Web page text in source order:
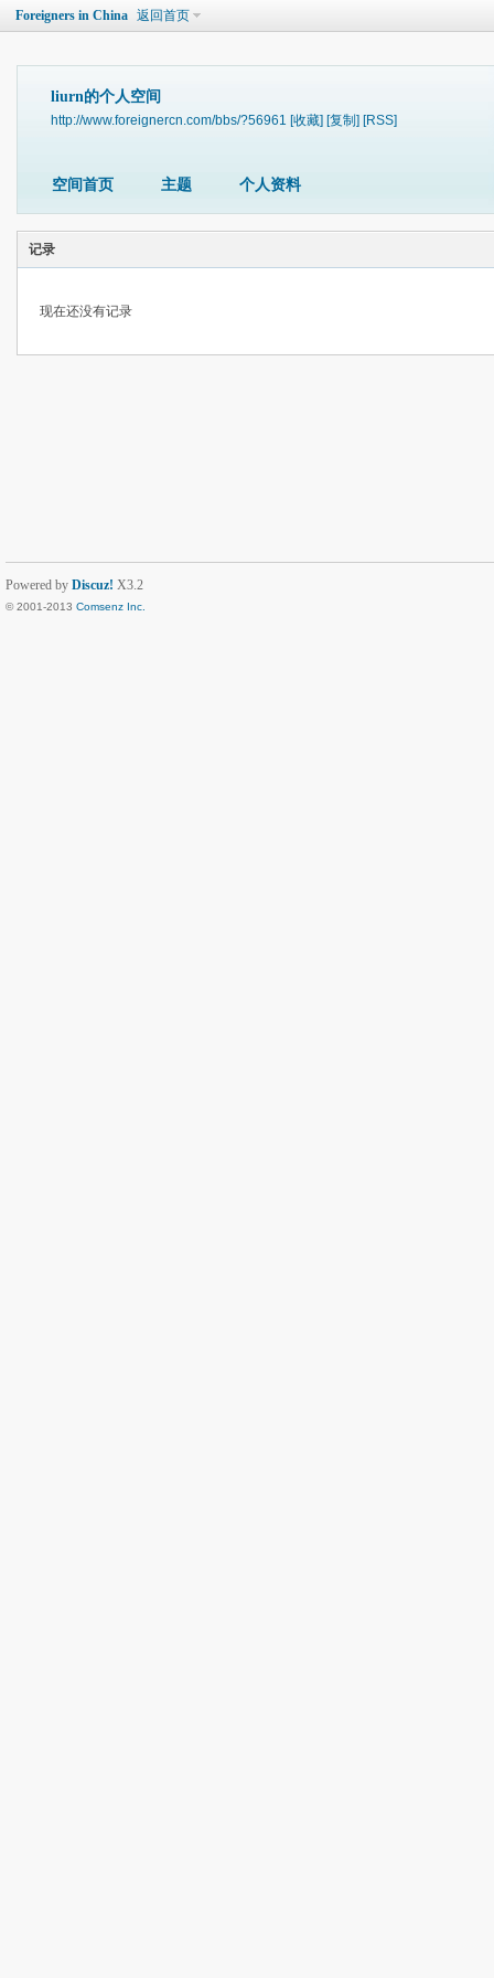
Foreigners in China 返回首页
liurn的个人空间
http://www.foreignercn.com/bbs/?56961 [收藏] [复制] [RSS]
空间首页 主题 个人资料
记录
现在还没有记录
Powered by Discuz! X3.2
© 2001-2013 Comsenz Inc.